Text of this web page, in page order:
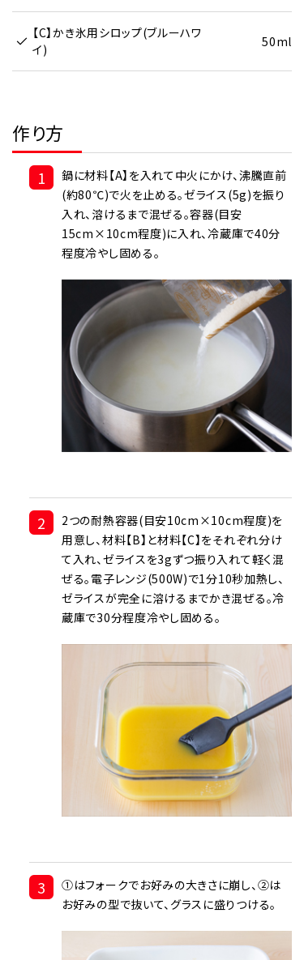
【C】かき氷用シロップ(ブルーハワ
イ)
50ml
作り方
1
鍋に材料【A】を入れて中火にかけ、沸騰直前
(約80℃)で火を止める。ゼライス(5g)を振り
入れ、溶けるまで混ぜる。容器(目安
15cm×10cm程度)に入れ、冷蔵庫で40分
程度冷やし固める。
2
2つの耐熱容器(目安10cm×10cm程度)を
用意し、材料【B】と材料【C】をそれぞれ分け
て入れ、ゼライスを3gずつ振り入れて軽く混
ぜる。電子レンジ(500W)で1分10秒加熱し、
ゼライスが完全に溶けるまでかき混ぜる。冷
蔵庫で30分程度冷やし固める。
3
➀はフォークでお好みの大きさに崩し、②は
お好みの型で抜いて、グラスに盛りつける。